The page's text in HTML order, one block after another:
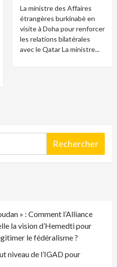
La ministre des Affaires
étrangères burkinabè en
visite à Doha pour renforcer
les relations bilatérales
avec le Qatar La ministre...
Rechercher
» : Comment l’Alliance
la vision d’Hemedti pour
le fédéralisme ?
niveau de l’IGAD pour